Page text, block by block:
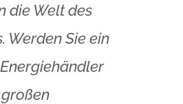
die Welt des
Werden Sie ein